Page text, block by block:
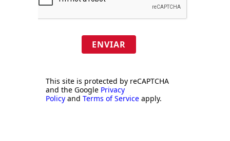
ENVIAR
This site is protected by reCAPTCHA
and the Google Privacy
Policy and Terms of Service apply.